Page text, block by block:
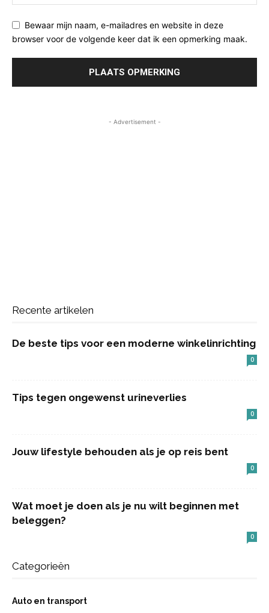
Bewaar mijn naam, e-mailadres en website in deze
browser voor de volgende keer dat ik een opmerking maak.
- Advertisement -
Recente artikelen
De beste tips voor een moderne winkelinrichting
0
Tips tegen ongewenst urineverlies
0
Jouw lifestyle behouden als je op reis bent
0
Wat moet je doen als je nu wilt beginnen met
beleggen?
0
Categorieën
Auto en transport